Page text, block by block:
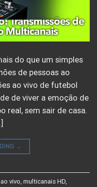
do que um simples
de pessoas ao
ao vivo de futebol
de viver a emoção de
real, sem sair de casa.
→
vivo multicanais HD